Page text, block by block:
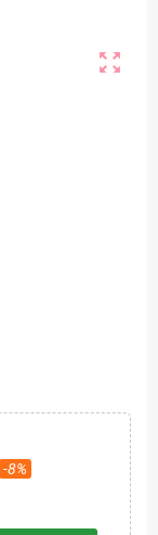
zoom_out_map
-8%